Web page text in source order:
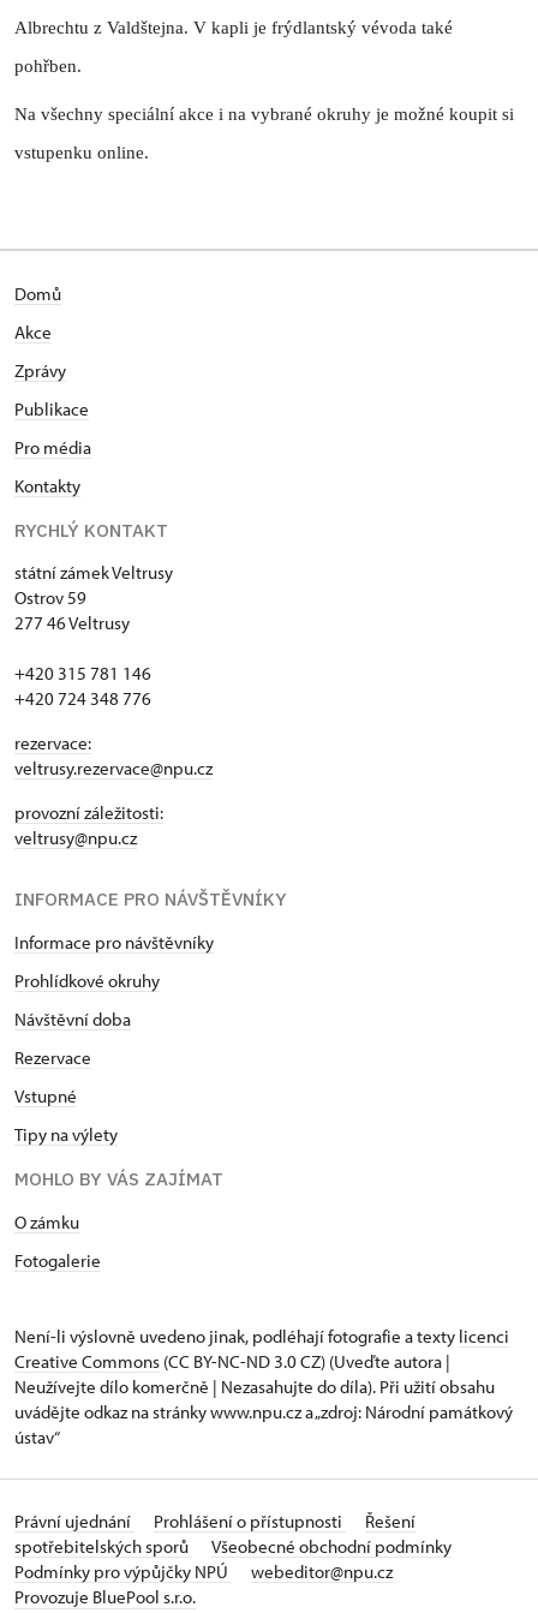
Albrechtu z Valdštejna. V kapli je frýdlantský vévoda také
pohřben.
Na všechny speciální akce i na vybrané okruhy je možné koupit si
vstupenku online.
Domů
Akce
Zprávy
Publikace
Pro média
Kontakty
RYCHLÝ KONTAKT
státní zámek Veltrusy
Ostrov 59
277 46 Veltrusy
+420 315 781 146
+420 724 348 776
rezervace:
veltrusy.rezervace@npu.cz
provozní záležitosti:
veltrusy@npu.cz
INFORMACE PRO NÁVŠTĚVNÍKY
Informace pro návštěvníky
Prohlídkové okruhy
Návštěvní doba
Rezervace
Vstupné
Tipy na výlety
MOHLO BY VÁS ZAJÍMAT
O zámku
Fotogalerie
Není-li výslovně uvedeno jinak, podléhají fotografie a texty licenci
Creative Commons (CC BY-NC-ND 3.0 CZ) (Uveďte autora |
Neužívejte dílo komerčně | Nezasahujte do díla). Při užití obsahu
uvádějte odkaz na stránky www.npu.cz a „zdroj: Národní památkový
ústav“
Právní ujednání Prohlášení o přístupnosti
Řešení
spotřebitelských sporů
Všeobecné obchodní podmínky
Podmínky pro výpůjčky NPÚ
webeditor@npu.cz
Provozuje BluePool s.r.o.